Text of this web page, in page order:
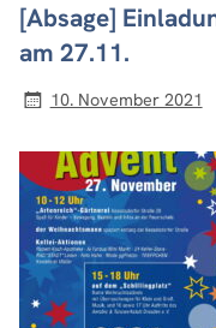
[Absage]
am 27.11.
10. November 2021